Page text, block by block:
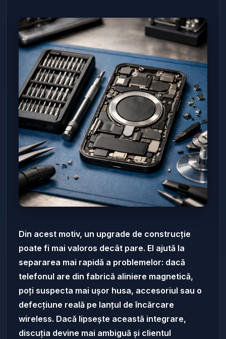
Din acest motiv, un upgrade de construcție
poate fi mai valoros decât pare. El ajută la
separarea mai rapidă a problemelor: dacă
telefonul are din fabrică aliniere magnetică,
poți suspecta mai ușor husa, accesoriul sau o
defecțiune reală pe lanțul de încărcare
wireless. Dacă lipsește această integrare,
discuția devine mai ambiguă și clientul